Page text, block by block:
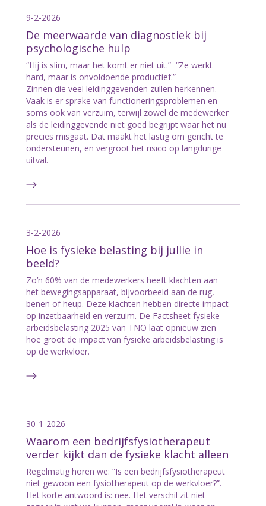
9-2-2026
De meerwaarde van diagnostiek bij
psychologische hulp
“Hij is slim, maar het komt er niet uit.” “Ze werkt
hard, maar is onvoldoende productief.”
Zinnen die veel leidinggevenden zullen herkennen.
Vaak is er sprake van functioneringsproblemen en
soms ook van verzuim, terwijl zowel de medewerker
als de leidinggevende niet goed begrijpt waar het nu
precies misgaat. Dat maakt het lastig om gericht te
ondersteunen, en vergroot het risico op langdurige
uitval.
3-2-2026
Hoe is fysieke belasting bij jullie in
beeld?
Zo’n 60% van de medewerkers heeft klachten aan
het bewegingsapparaat, bijvoorbeeld aan de rug,
benen of heup. Deze klachten hebben directe impact
op inzetbaarheid en verzuim. De Factsheet fysieke
arbeidsbelasting 2025 van TNO laat opnieuw zien
hoe groot de impact van fysieke arbeidsbelasting is
op de werkvloer.
30-1-2026
Waarom een bedrijfsfysiotherapeut
verder kijkt dan de fysieke klacht alleen
Regelmatig horen we: “Is een bedrijfsfysiotherapeut
niet gewoon een fysiotherapeut op de werkvloer?”.
Het korte antwoord is: nee. Het verschil zit niet